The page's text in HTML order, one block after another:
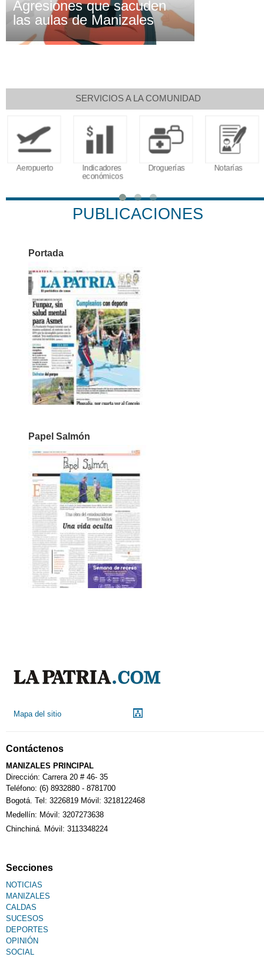
Agresiones que sacuden
las aulas de Manizales
SERVICIOS A LA COMUNIDAD
Aeropuerto
Indicadores
económicos
Droguerías Notarías
PUBLICACIONES
Portada
Papel Salmón
Mapa del sitio
Contáctenos
MANIZALES PRINCIPAL
Dirección: Carrera 20 # 46- 35
Teléfono: (6) 8932880 - 8781700
Bogotá. Tel: 3226819 Móvil: 3218122468
Medellín: Móvil: 3207273638
Chinchiná. Móvil: 3113348224
Secciones
NOTICIAS
MANIZALES
CALDAS
SUCESOS
DEPORTES
OPINIÓN
SOCIAL